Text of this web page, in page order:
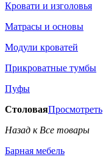
Кровати и изголовья
Матрасы и основы
Модули кроватей
Прикроватные тумбы
Пуфы
СтоловаяПросмотреть
Назад к Все товары
Барная мебель